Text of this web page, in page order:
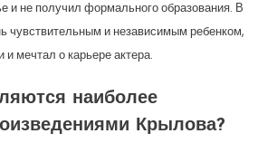
и не получил формального образования. В
чувствительным и независимым ребенком,
и мечтал о карьере актера.
наиболее
Крылова?